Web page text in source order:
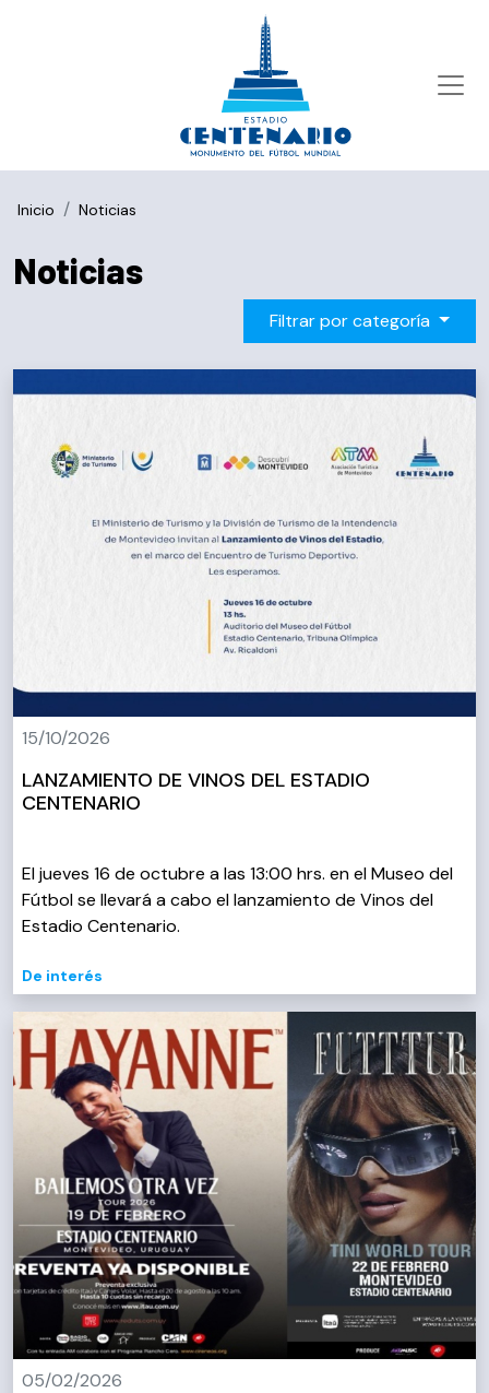
Inicio Noticias
Noticias
Filtrar por categoría
15/10/2026
LANZAMIENTO DE VINOS DEL ESTADIO
CENTENARIO
El jueves 16 de octubre a las 13:00 hrs. en el Museo del
Fútbol se llevará a cabo el lanzamiento de Vinos del
Estadio Centenario.
De interés
05/02/2026